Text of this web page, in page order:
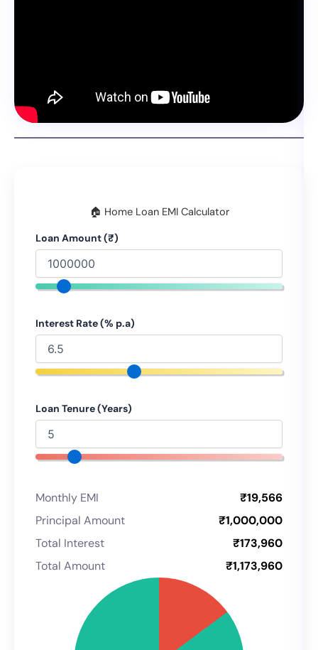
🏠 Home Loan EMI Calculator
Loan Amount (₹)
Interest Rate (% p.a)
Loan Tenure (Years)
Monthly EMI
₹19,566
Principal Amount
₹1,000,000
Total Interest
₹173,960
Total Amount
₹1,173,960